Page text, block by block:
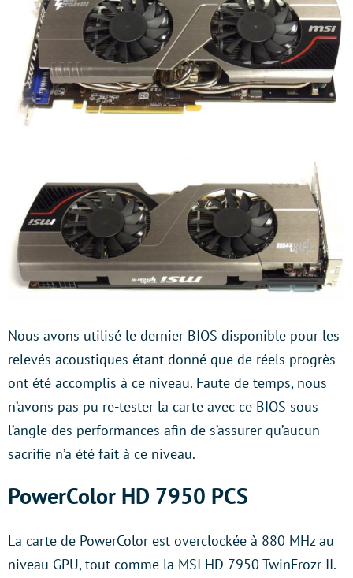
Nous avons utilisé le dernier BIOS disponible pour les
relevés acoustiques étant donné que de réels progrès
ont été accomplis à ce niveau. Faute de temps, nous
n’avons pas pu re-tester la carte avec ce BIOS sous
l’angle des performances afin de s’assurer qu’aucun
sacrifie n’a été fait à ce niveau.
PowerColor HD 7950 PCS
La carte de PowerColor est overclockée à 880 MHz au
niveau GPU, tout comme la MSI HD 7950 TwinFrozr II.